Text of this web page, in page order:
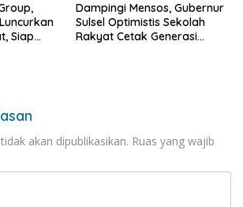
Siap
Dampingi Mensos, Gubernur
Sulsel Optimistis Sekolah
Rakyat Cetak Generasi
akan dipublikasikan. Ruas yang wajib